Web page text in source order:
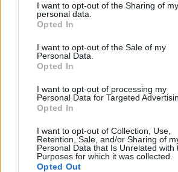
I want to opt-out of the Sharing of my
personal data.
Opted In
I want to opt-out of the Sale of my
Personal Data.
Opted In
I want to opt-out of processing my
Personal Data for Targeted
Opted In
I want to opt-out of Collection, Use,
Retention, Sale, and/or Sharing of
Personal Data that Is Unrelated with
Purposes for which it was collected.
Opted Out
Riassunto
Riassunto
Libro 11